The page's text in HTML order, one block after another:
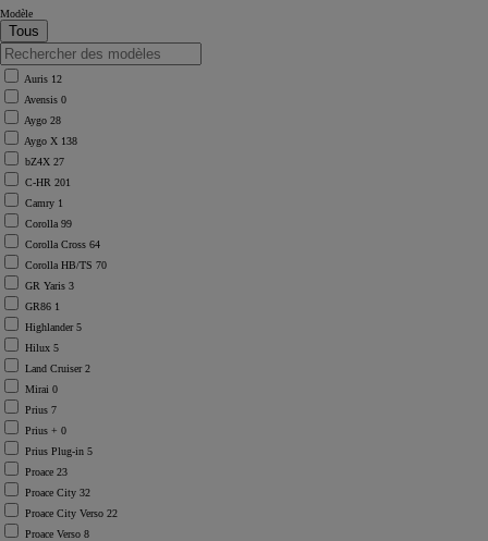
Modèle
Auris 12
Avensis 0
Aygo 28
Aygo X 138
bZ4X 27
C-HR 201
Camry 1
Corolla 99
Corolla Cross 64
Corolla HB/TS 70
GR Yaris 3
GR86 1
Highlander5
Hilux 5
Land Cruiser2
Mirai 0
Prius 7
Prius + 0
Prius Plug-in 5
Proace 23
Proace City 32
Proace City Verso 22
Proace Verso 8